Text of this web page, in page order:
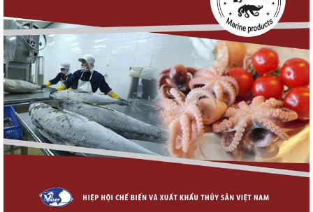
Nguồn cung giảm, giá cá rô phi Trung Quốc
tiếp tục tăng
Xuất khẩu cá ngừ Việt Nam sang Canada
tăng nhẹ, áp lực mới...
Trung Quốc tăng mạnh nhập khẩu mực,